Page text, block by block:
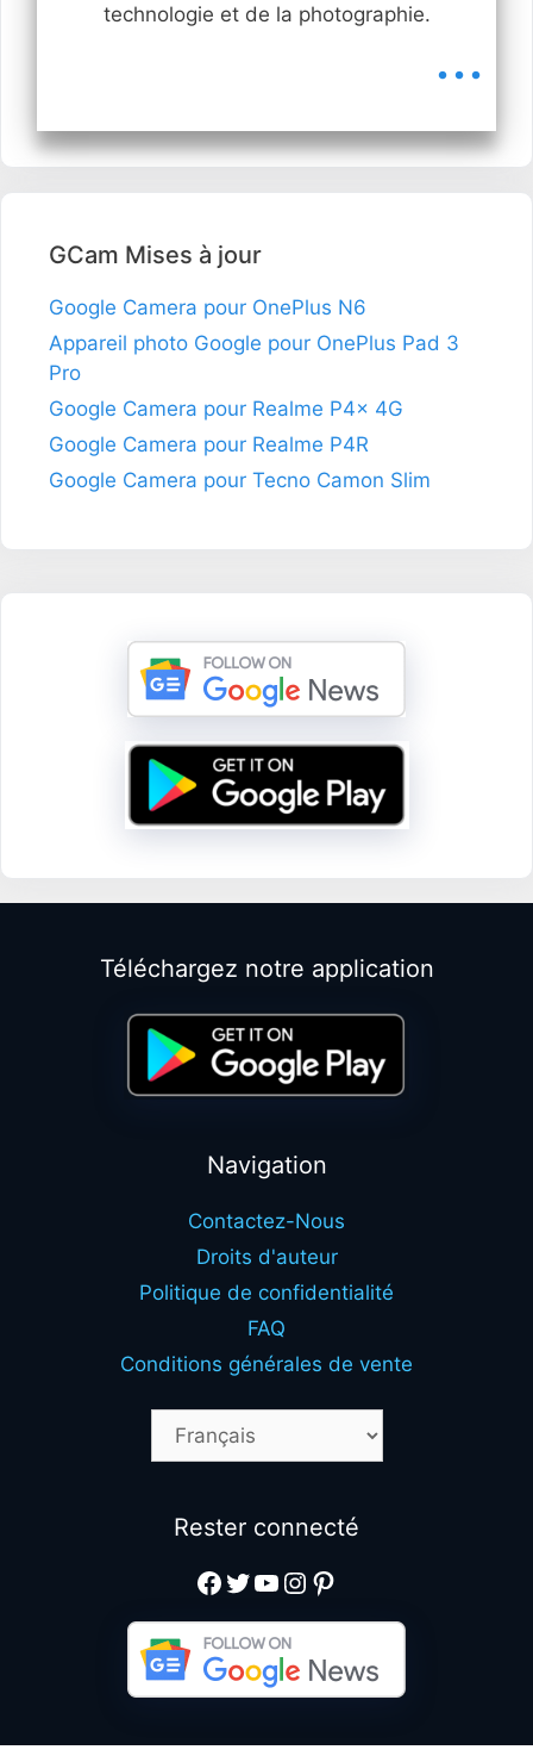
technologie et de la photographie.
...
GCam Mises à jour
Google Camera pour OnePlus N6
Appareil photo Google pour OnePlus Pad 3
Pro
Google Camera pour Realme P4x 4G
Google Camera pour Realme P4R
Google Camera pour Tecno Camon Slim
Téléchargez notre application
Navigation
Contactez-Nous
Droits d'auteur
Politique de confidentialité
FAQ
Conditions générales de vente
Rester connecté
Facebook
Twitter
YouTube
Instagram
Pinterest